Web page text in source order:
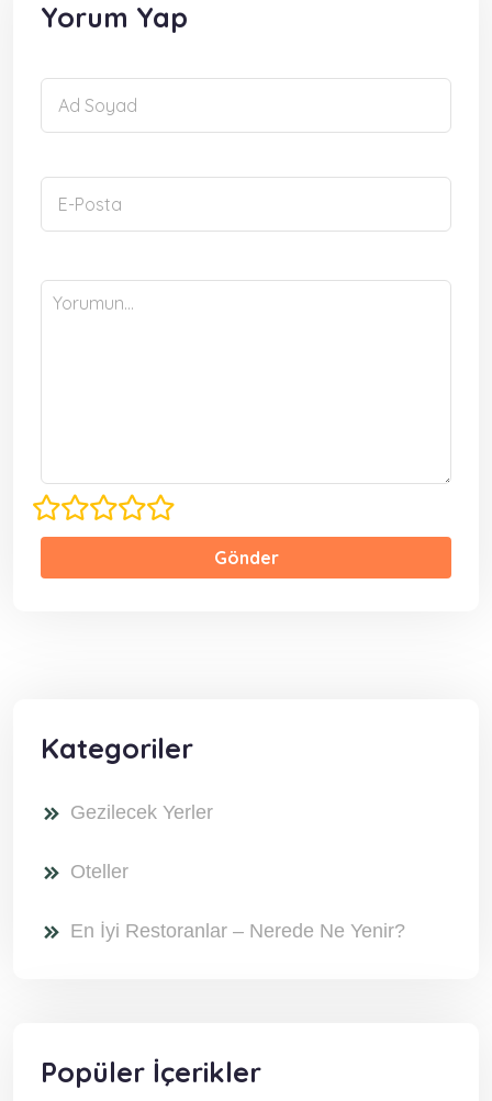
Yorum Yap
Gönder
Kategoriler
Gezilecek Yerler
Oteller
En İyi Restoranlar – Nerede Ne Yenir?
Popüler İçerikler